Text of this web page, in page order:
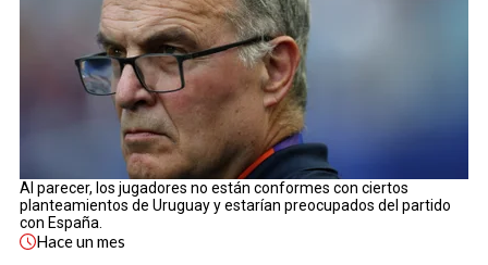
Al parecer, los jugadores no están conformes con ciertos
planteamientos de Uruguay y estarían preocupados del partido
con España.
Haceun mes